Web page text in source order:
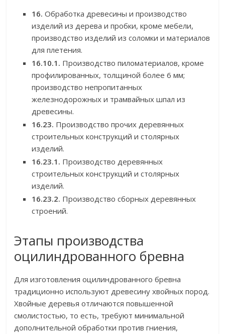
16. Обработка древесины и производство
изделий из дерева и пробки, кроме мебели,
производство изделий из соломки и материалов
для плетения.
16.10.1. Производство пиломатериалов, кроме
профилированных, толщиной более 6 мм;
производство непропитанных
железнодорожных и трамвайных шпал из
древесины.
16.23. Производство прочих деревянных
строительных конструкций и столярных
изделий.
16.23.1. Производство деревянных
строительных конструкций и столярных
изделий.
16.23.2. Производство сборных деревянных
строений.
Этапы производства
оцилиндрованного бревна
Для изготовления оцилиндрованного бревна
традиционно используют древесину хвойных пород.
Хвойные деревья отличаются повышенной
смолистостью, то есть, требуют минимальной
дополнительной обработки против гниения,